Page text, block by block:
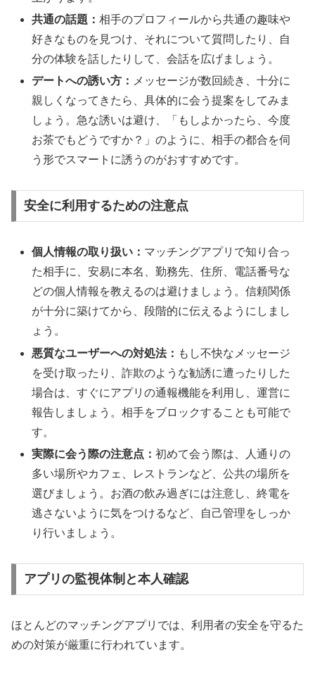
共通の話題：相手のプロフィールから共通の趣味や
好きなものを見つけ、それについて質問したり、自
分の体験を話したりして、会話を広げましょう。
デートへの誘い方： メッセージが数回続き、十分に
親しくなってきたら、具体的に会う提案をしてみま
しょう。急な誘いは避け、「もしよかったら、今度
お茶でもどうですか？」のように、相手の都合を伺
う形でスマートに誘うのがおすすめです。
安全に利用するための注意点
個人情報の取り扱い： マッチングアプリで知り合っ
た相手に、安易に本名、勤務先、住所、電話番号な
どの個人情報を教えるのは避けましょう。信頼関係
が十分に築けてから、段階的に伝えるようにしまし
ょう。
悪質なユーザーへの対処法： もし不快なメッセージ
を受け取ったり、詐欺のような勧誘に遭ったりした
場合は、すぐにアプリの通報機能を利用し、運営に
報告しましょう。相手をブロックすることも可能で
す。
実際に会う際の注意点：初めて会う際は、人通りの
多い場所やカフェ、レストランなど、公共の場所を
選びましょう。お酒の飲み過ぎには注意し、終電を
逃さないように気をつけるなど、自己管理をしっか
り行いましょう。
アプリの監視体制と本人確認
ほとんどのマッチングアプリでは、利用者の安全を守るた
めの対策が厳重に行われています。